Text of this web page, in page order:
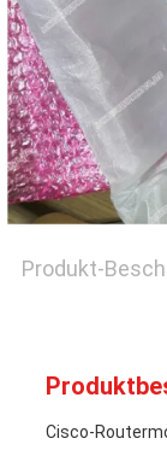
Produkt-
Cisco-